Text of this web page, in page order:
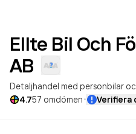
Ellte Bil Och
AB
Detaljhandel med personbilar
4.757 omdömen·